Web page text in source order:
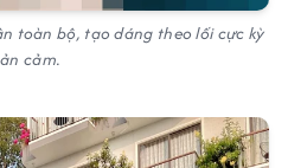
toàn bộ, tạo dáng theo lối cực kỳ
cảm.